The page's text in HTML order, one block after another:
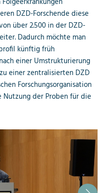
DZD-Forschende diese
über 2.500 in der DZD-
Dadurch möchte man
künftig früh
einer Umstrukturierung
einer zentralisierten DZD
Forschungsorganisation
der Proben für die